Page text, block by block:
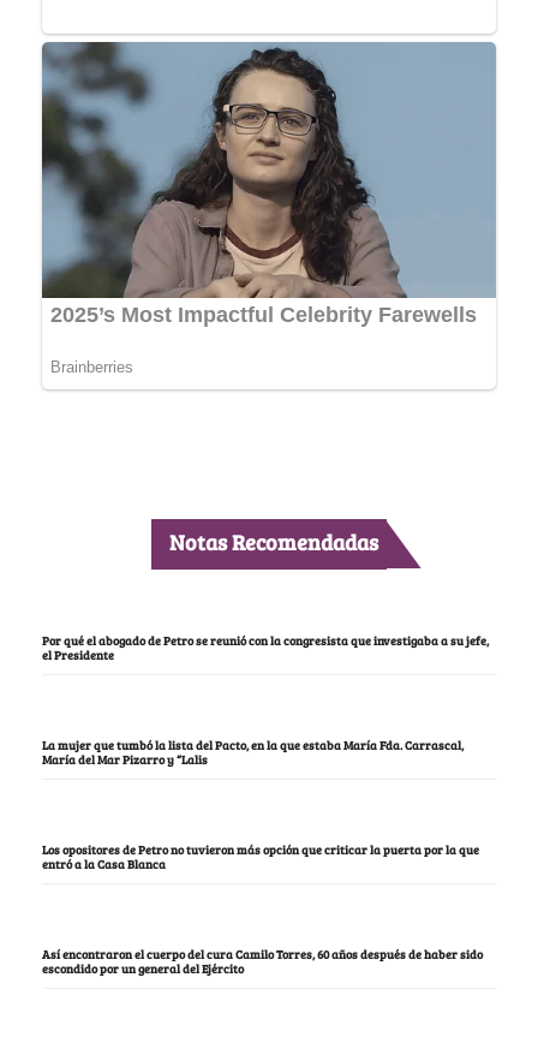
Notas Recomendadas
Por qué el abogado de Petro se reunió con la congresista que investigaba a su jefe,
el Presidente
La mujer que tumbó la lista del Pacto, en la que estaba María Fda. Carrascal,
María del Mar Pizarro y “Lalis
Los opositores de Petro no tuvieron más opción que criticar la puerta por la que
entró a la Casa Blanca
Así encontraron el cuerpo del cura Camilo Torres, 60 años después de haber sido
escondido por un general del Ejército